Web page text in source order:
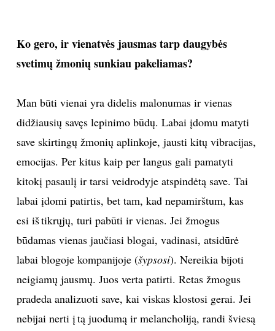
Ko gero, ir vienatvės jausmas tarp daugybės
svetimų žmonių sunkiau pakeliamas?
Man būti vienai yra didelis malonumas ir vienas
didžiausių savęs lepinimo būdų. Labai įdomu matyti
save skirtingų žmonių aplinkoje, jausti kitų vibracijas,
emocijas. Per kitus kaip per langus gali pamatyti
kitokį pasaulį ir tarsi veidrodyje atspindėtą save. Tai
labai įdomi patirtis, bet tam, kad nepamirštum, kas
esi iš tikrųjų, turi pabūti ir vienas. Jei žmogus
būdamas vienas jaučiasi blogai, vadinasi, atsidūrė
labai blogoje kompanijoje (šypsosi). Nereikia bijoti
neigiamų jausmų. Juos verta patirti. Retas žmogus
pradeda analizuoti save, kai viskas klostosi gerai. Jei
nebijai nerti į tą juodumą ir melancholiją, randi šviesą